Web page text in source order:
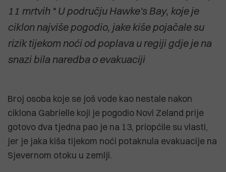
11 mrtvih * U području Hawke's Bay, koje je
ciklon najviše pogodio, jake kiše pojačale su
rizik tijekom noći od poplava u regiji gdje je na
snazi ​​bila naredba o evakuaciji
Broj osoba koje se još vode kao nestale nakon
ciklona Gabrielle koji je pogodio Novi Zeland prije
gotovo dva tjedna pao je na 13, priopćile su vlasti,
jer je jaka kiša tijekom noći potaknula evakuacije na
Sjevernom otoku u zemlji.